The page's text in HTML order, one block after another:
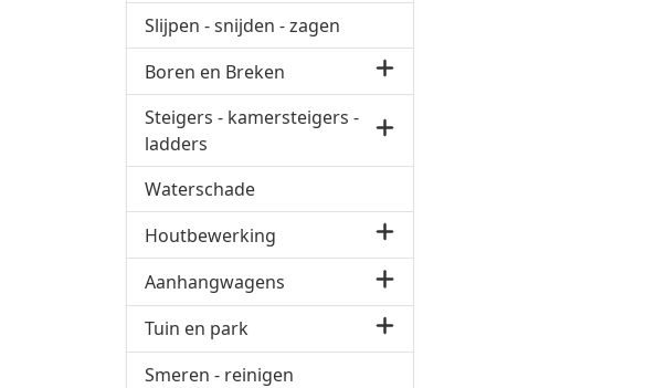
Slijpen - snijden - zagen
Boren en Breken
Steigers - kamersteigers -
ladders
Waterschade
Houtbewerking
Aanhangwagens
Tuin en park
Smeren - reinigen